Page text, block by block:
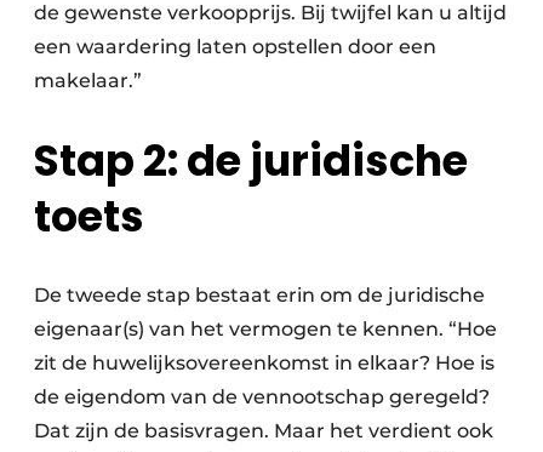
de gewenste verkoopprijs. Bij twijfel kan u altijd
een waardering laten opstellen door een
makelaar.”
Stap 2: de juridische
toets
De tweede stap bestaat erin om de juridische
eigenaar(s) van het vermogen te kennen. “Hoe
zit de huwelijksovereenkomst in elkaar? Hoe is
de eigendom van de vennootschap geregeld?
Dat zijn de basisvragen. Maar het verdient ook